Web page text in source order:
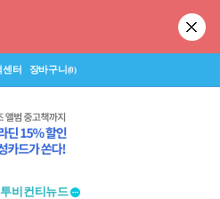
센터 장바구니(0)
투비컨티뉴드